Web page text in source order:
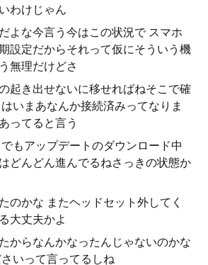
わけじゃん
よな今言う今はこの状況で スマホ
設定だからそれって仮にそういう機
無理だけどさ
起き出せないに移せればねそこで確
いまあなんか接続済みってなりま
ってると言う
もアップデートのダウンロード中
どんどん進んでるねさっきの状態か
のかな またヘッドセット外してく
大丈夫かよ
からなんかなったんじゃないのかな
いって言ってるしね